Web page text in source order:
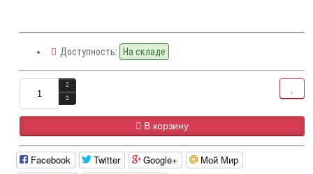
Доступность: На складе
В корзину
Facebook Twitter Google+ Мой Мир